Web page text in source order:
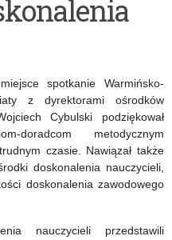
spotkanie Warmińsko-
z dyrektorami ośrodków
Cybulski podziękował
doradcom metodycznym
czasie. Nawiązał także
doskonalenia nauczycieli,
doskonalenia zawodowego
nauczycieli przedstawili